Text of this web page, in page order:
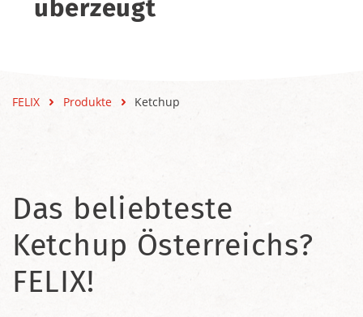
überzeugt
FELIX Produkte Ketchup
Das beliebteste
Ketchup Österreichs?
FELIX!